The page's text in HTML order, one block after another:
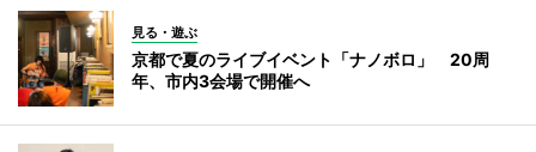
見る・遊ぶ
京都で夏のライブイベント「ナノボロ」 20周
年、市内3会場で開催へ